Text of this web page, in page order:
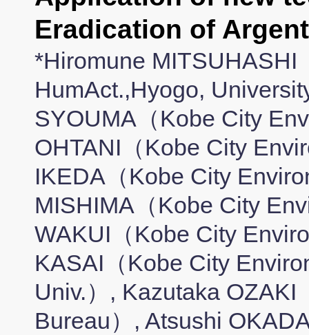
Eradication of
*Hiromune MITSUHASHI
HumAct.,Hyogo,
SYOUMA（Kobe City
OHTANI（Kobe City
IKEDA（Kobe City
MISHIMA（Kobe City
WAKUI（Kobe City
KASAI（Kobe City
Univ.）, Kazutaka
Bureau）, Atsushi